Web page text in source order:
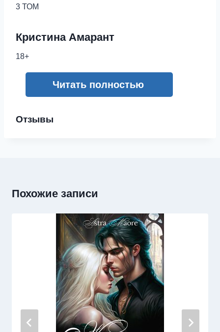
3 ТОМ
Кристина Амарант
18+
Читать полностью
Отзывы
Похожие записи